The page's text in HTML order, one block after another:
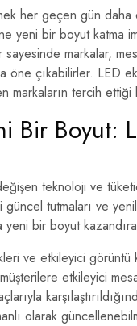
her geçen gün
yeni bir boyut katma
markalar,
çıkabilirler. LED
markaların tercih
Bir
teknoloji ve
tutmaları ve
bir boyut
ve etkileyici
etkileyici
olarak